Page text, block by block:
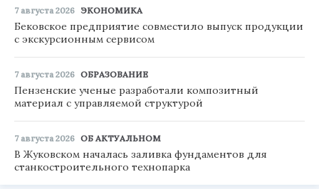
7 августа 2026 ЭКОНОМИКА
Бековское предприятие совместило выпуск продукции
с экскурсионным сервисом
7 августа 2026 ОБРАЗОВАНИЕ
Пензенские ученые разработали композитный
материал с управляемой структурой
7 августа 2026 ОБ АКТУАЛЬНОМ
В Жуковском началась заливка фундаментов для
станкостроительного технопарка